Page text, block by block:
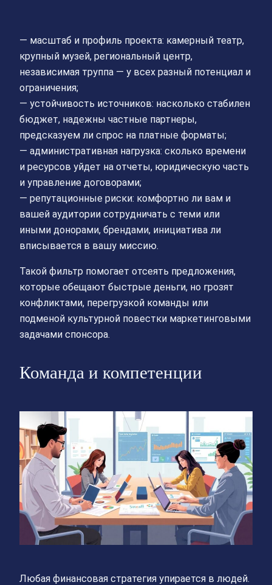
— масштаб и профиль проекта: камерный театр,
крупный музей, региональный центр,
независимая труппа — у всех разный потенциал и
ограничения;
— устойчивость источников: насколько стабилен
бюджет, надежны частные партнеры,
предсказуем ли спрос на платные форматы;
— административная нагрузка: сколько времени
и ресурсов уйдет на отчеты, юридическую часть
и управление договорами;
— репутационные риски: комфортно ли вам и
вашей аудитории сотрудничать с теми или
иными донорами, брендами, инициатива ли
вписывается в вашу миссию.
Такой фильтр помогает отсеять предложения,
которые обещают быстрые деньги, но грозят
конфликтами, перегрузкой команды или
подменой культурной повестки маркетинговыми
задачами спонсора.
Команда и компетенции
Любая финансовая стратегия упирается в людей.